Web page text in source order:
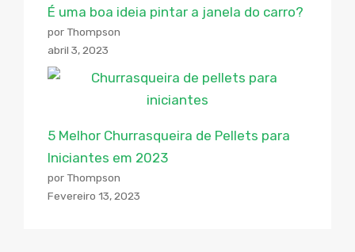
É uma boa ideia pintar a janela do carro?
por Thompson
abril 3, 2023
5 Melhor Churrasqueira de Pellets para
Iniciantes em 2023
por Thompson
Fevereiro 13, 2023